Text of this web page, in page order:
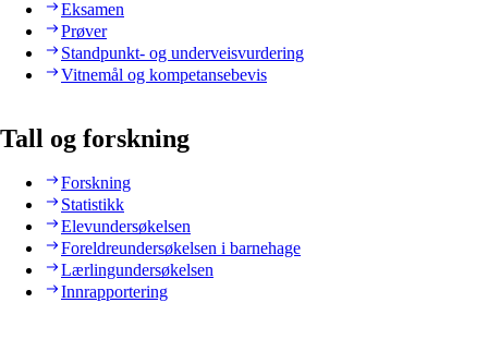
Eksamen
Prøver
Standpunkt- og underveisvurdering
Vitnemål og kompetansebevis
Tall og forskning
Forskning
Statistikk
Elevundersøkelsen
Foreldreundersøkelsen i barnehage
Lærlingundersøkelsen
Innrapportering